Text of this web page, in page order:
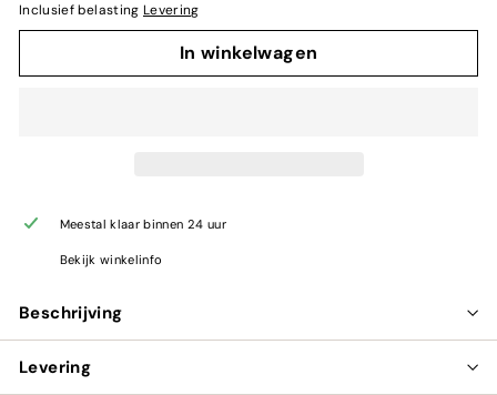
Inclusief belasting Levering
In winkelwagen
Meestal klaar binnen 24 uur
Bekijk winkelinfo
Beschrijving
Levering